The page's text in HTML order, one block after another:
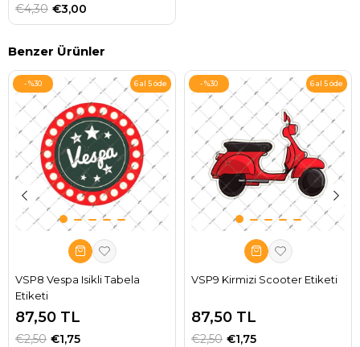
€3,00
€4,30
Benzer Ürünler
VSP8 Vespa Isikli Tabela
Etiketi
87,50 TL
€1,75
€2,50
%30 6 al 5 öde
VSP9 Kirmizi Scooter Etiketi
87,50 TL
€1,75
€2,50
%30 6 al 5 öde